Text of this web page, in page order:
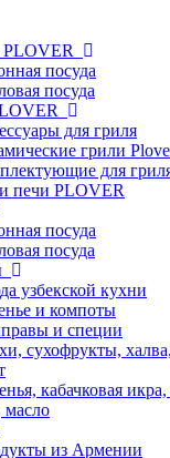
посуда
посуда
для гриля
грили
для
печи PLOVER
посуда
посуда
узбекской кухни
и компоты
и специи
сухофрукты,
кабачковая
масло
из Армении